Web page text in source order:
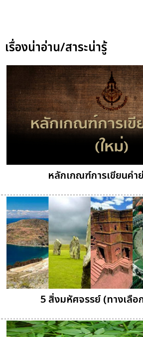
เรื่องน่าอ่าน/สาระน่ารู้
หลักเกณฑ์การเขียนคำ
5 สิ่งมหัศจรรย์ (ทางเลือ